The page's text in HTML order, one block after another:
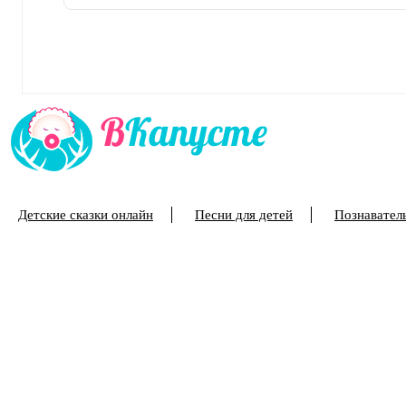
Детские сказки онлайн Песни для детей